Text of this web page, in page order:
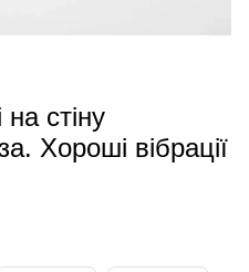
стіну
Хороші вібрації